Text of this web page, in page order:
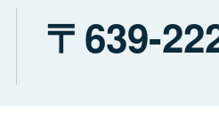
639-